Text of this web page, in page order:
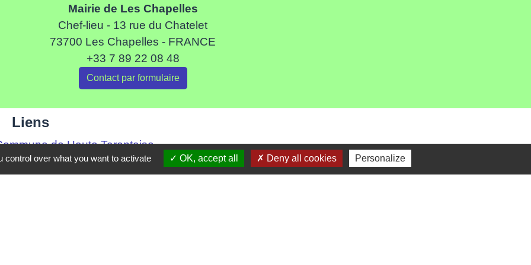
Mairie de Les Chapelles
Chef-lieu - 13 rue du Chatelet
73700 Les Chapelles - FRANCE
+33 7 89 22 08 48
Contact par formulaire
Liens
de Haute Tarentaise
Tarentaise Vanoise
over what you want to activate OK, accept all Deny all cookies Personalize